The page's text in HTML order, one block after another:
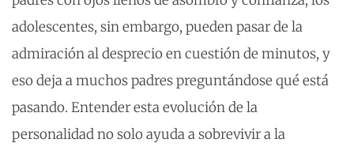
adolescentes, sin embargo, pueden pasar de la
admiración al desprecio en cuestión de minutos, y
eso deja a muchos padres preguntándose qué está
pasando. Entender esta evolución de la
personalidad no solo ayuda a sobrevivir a la